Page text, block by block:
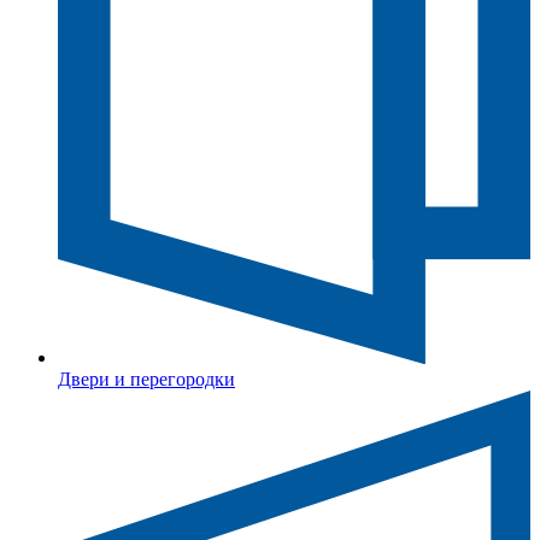
Двери и перегородки